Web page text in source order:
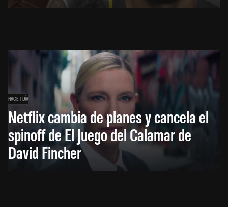
HACE 1 DÍA
Netflix cambia de planes y cancela el
spinoff de El Juego del Calamar de
David Fincher